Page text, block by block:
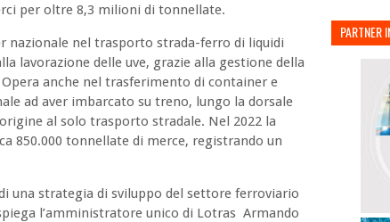
per oltre 8,3 milioni di tonnellate.
nazionale nel trasporto strada-ferro di liquidi
lavorazione delle uve, grazie alla gestione della
anche nel trasferimento di container e
ad aver imbarcato su treno, lungo la dorsale
al solo trasporto stradale. Nel 2022 la
850.000 tonnellate di merce, registrando un
una strategia di sviluppo del settore ferroviario
l’amministratore unico di Lotras Armando
PARTNER